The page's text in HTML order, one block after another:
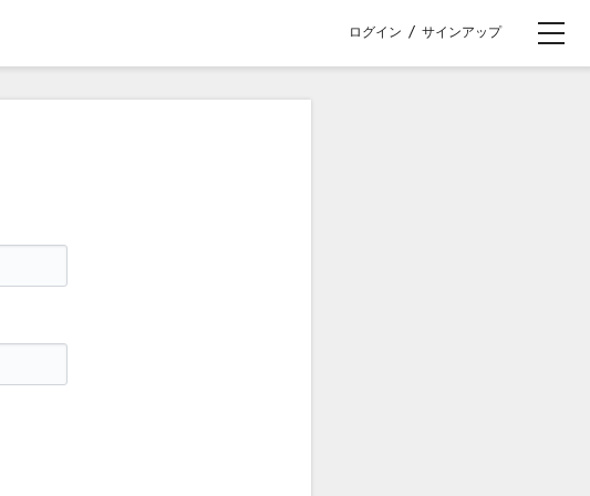
ログイン / サインアップ